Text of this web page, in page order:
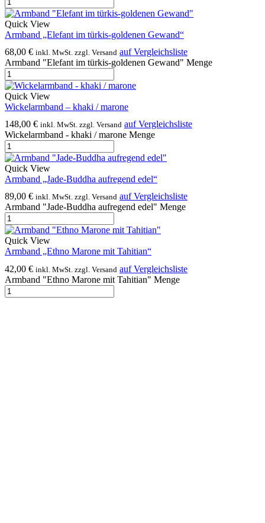
Quick View
Armband „Elefant im türkis-goldenen Gewand“
68,00 € inkl. MwSt. zzgl. Versand auf Vergleichsliste
Armband "Elefant im türkis-goldenen Gewand" Menge
Quick View
Wickelarmband – khaki / marone
148,00 € inkl. MwSt. zzgl. Versand auf Vergleichsliste
Wickelarmband - khaki / marone Menge
Quick View
Armband „Jade-Buddha aufregend edel“
89,00 € inkl. MwSt. zzgl. Versand auf Vergleichsliste
Armband "Jade-Buddha aufregend edel" Menge
Quick View
Armband „Ethno Marone mit Tahitian“
42,00 € inkl. MwSt. zzgl. Versand auf Vergleichsliste
Armband "Ethno Marone mit Tahitian" Menge